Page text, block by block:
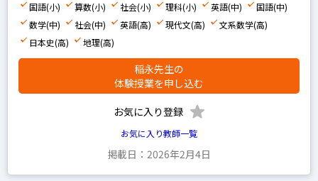
希学園
馬淵教室
鉄緑会
国語(小) 算数(小) 社会(小) 理科(小) 英語(中)
国語(中)
数学(中)
社会(中) 英語(高) 現代文(高)
文系数学(高)
日本史(高)
地理(高)
稲永先生の
体験授業を申し込む
お気に入り登録
お気に入り教師一覧
掲載日：2026年2月4日